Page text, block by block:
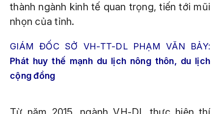
thành ngành kinh tế quan trọng, tiến tới mũi
nhọn của tỉnh.
GIÁM ĐỐC SỞ VH-TT-DL PHẠM VĂN BẢY:
Phát huy thế mạnh du lịch nông thôn, du lịch
cộng đồng